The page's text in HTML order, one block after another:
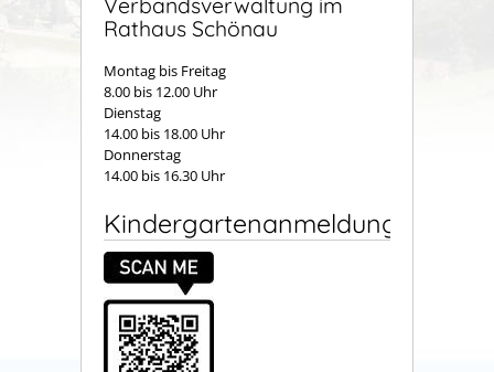
Rathaus Schönau
Montag bis Freitag
8.00 bis 12.00 Uhr
Dienstag
14.00 bis 18.00 Uhr
Donnerstag
14.00 bis 16.30 Uhr
Kindergartenanmeldung